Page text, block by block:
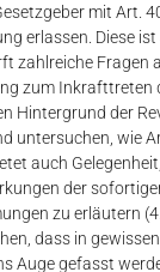
mit Art.
erlassen. Diese
zahlreiche Fragen
zum Inkrafttreten
Hintergrund der
untersuchen, wie
auch
der
zu erläutern
dass in
Auge gefasst